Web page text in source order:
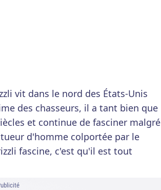
vit dans le nord des États-Unis
des chasseurs, il a tant bien que
et continue de fasciner malgré
d'homme colportée par le
fascine, c'est qu'il est tout